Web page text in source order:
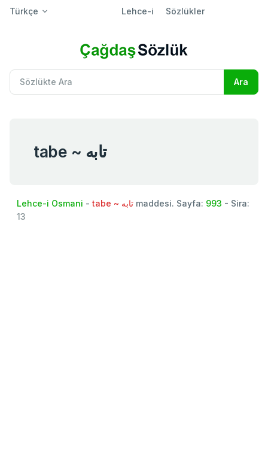
Türkçe Lehce-i Sözlükler
tabe ~ تابه
Lehce-i Osmani - tabe ~ تابه maddesi. Sayfa: 993 - Sira:
13